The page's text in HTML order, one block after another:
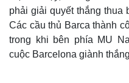
phải giải quyết thắng thua
Các cầu thủ Barca thành
trong khi bên phía MU
cuộc Barcelona giành